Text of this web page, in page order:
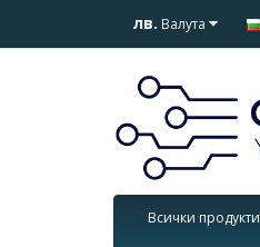
лв. Валута
Всички продукти